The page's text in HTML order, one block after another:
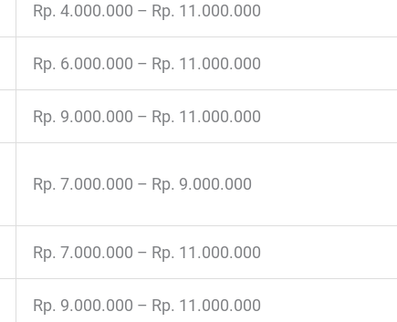
Rp. 4.000.000 – Rp. 11.000.000
Rp. 6.000.000 – Rp. 11.000.000
Rp. 9.000.000 – Rp. 11.000.000
Rp. 7.000.000 – Rp. 9.000.000
Rp. 7.000.000 – Rp. 11.000.000
Rp. 9.000.000 – Rp. 11.000.000